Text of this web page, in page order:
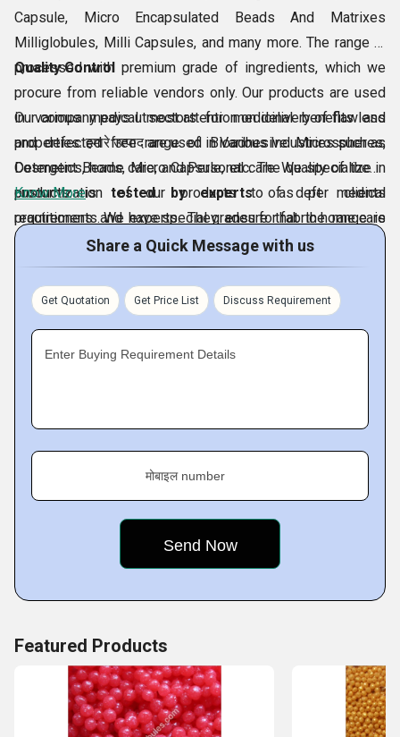
Capsule, Micro Encapsulated Beads And Matrixes
Milliglobules, Milli Capsules, and many more. The range is
processed with premium grade of ingredients, which we
procure from reliable vendors only. Our products are used
in various medical sectors for medicinal benefits and
properties. हमारे उत्पाद are used in Various Industries such as
Cosmetics, home care, and Personal care. We specialize in
customization of our products to as per clients
requirements. We have special grades for fabric home care
products.
Quality Control
Our company pays utmost attention on delivery of flawless
and defected free range of Bioadhesive Microspheres,
Detergent Beads, Micro Capsule, etc. The quality of these
products is tested by expertsof deft medical
practitioners and experts. They ensure that the range is
processed in hygiene unit, which is equipped
Know More
Share a Quick Message with us
Get Quotation Get Price List Discuss Requirement
Enter Buying Requirement Details
मोबाइल number
Featured Products